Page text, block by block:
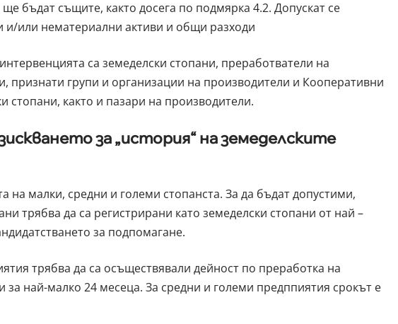
бъдат същите, както досега по подмярка 4.2. Допускат се
и/или нематериални активи и общи разходи
са земеделски стопани, преработватели на
признати групи и организации на производители и Кооперативни
стопани, както и пазари на производители.
за „история“ на земеделските
на малки, средни и големи стопанста. За да бъдат допустими,
трябва да са регистрирани като земеделски стопани от най –
за подпомагане.
трябва да са осъществявали дейност по преработка на
за най-малко 24 месеца. За средни и големи предппиятия срокът е